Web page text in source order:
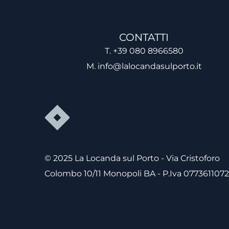
CONTATTI
T. +39 080 8966580
M. info@lalocandasulporto.it
© 2025 La Locanda sul Porto - Via Cristoforo
Colombo 10/11 Monopoli BA - P.Iva